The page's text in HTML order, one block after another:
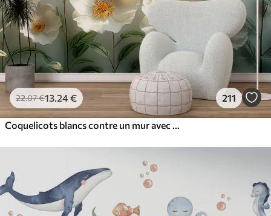
22.07€13.24€ 211
Coquelicots blancs contre un mur avec la lumière du soleil et un effet 3D